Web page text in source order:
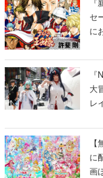
セ
に
大
レ
に
画